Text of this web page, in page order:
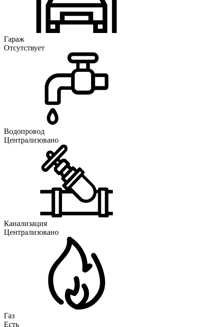
Гараж
Отсутствует
Водопровод
Централизовано
Канализация
Централизовано
Газ
Есть